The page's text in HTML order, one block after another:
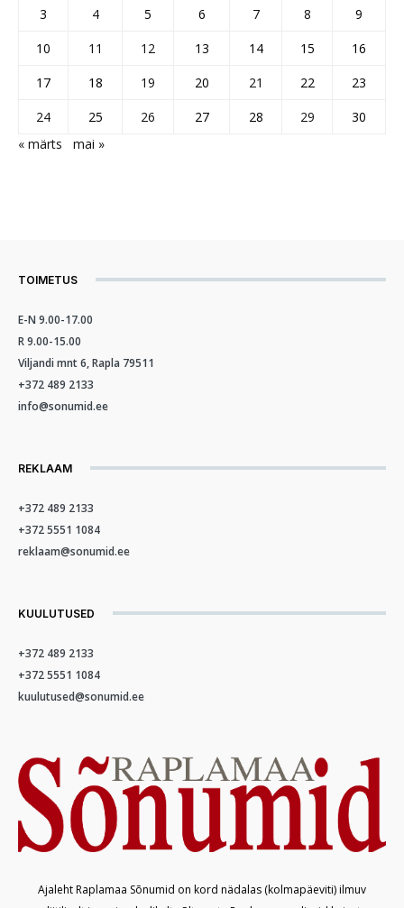
3
4 5 6 7 8
9
10
11 12 13 14 15
16
17
18 19 20 21 22
23
24
25 26 27 28 29
30
« märts
mai »
TOIMETUS
E-N 9.00-17.00
R 9.00-15.00
Viljandi mnt 6, Rapla 79511
+372 489 2133
info@sonumid.ee
REKLAAM
+372 489 2133
+372 5551 1084
reklaam@sonumid.ee
KUULUTUSED
+372 489 2133
+372 5551 1084
kuulutused@sonumid.ee
Ajaleht Raplamaa Sõnumid on kord nädalas (kolmapäeviti) ilmuv